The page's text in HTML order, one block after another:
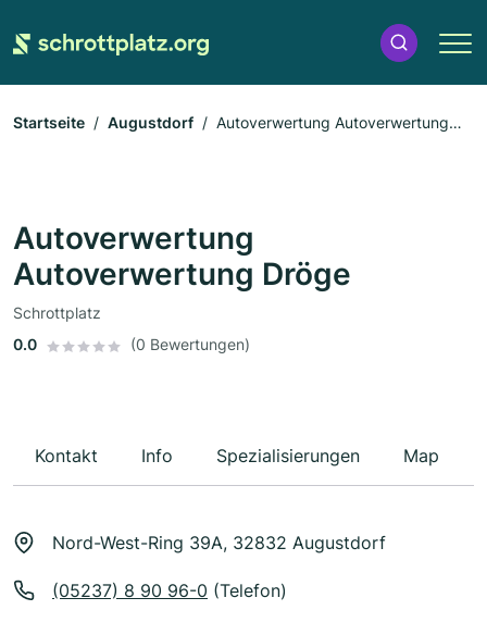
Startseite Augustdorf
Autoverwertung Autoverwertung
Autoverwertung
Autoverwertung Dröge
Schrottplatz
0.0
(0 Bewertungen)
Kontakt Info Spezialisierungen Map
Nord-West-Ring 39A, 32832 Augustdorf
(05237) 8 90 96-0 (Telefon)